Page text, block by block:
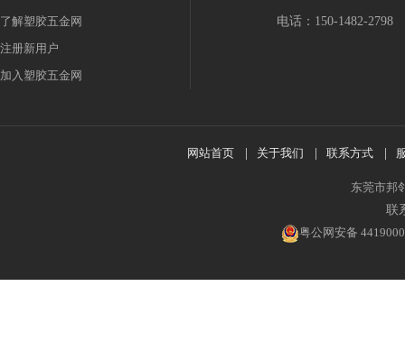
了解塑胶五金网
注册新用户
加入塑胶五金网
电话：150-1482-2798
网站首页 关于我们 联系方式
东莞市邦
联
粤公网安备